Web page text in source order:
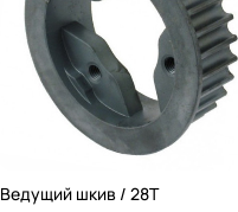
Ведущий шкив / 28T